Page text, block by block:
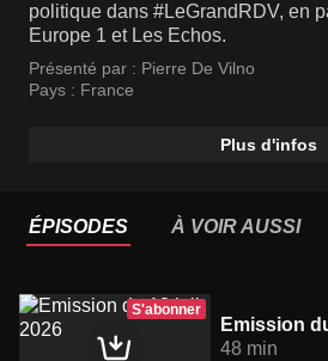
politique dans #LeGrandRDV, en
Europe 1 et Les Echos.
Présenté par : Pierre De Vilno
Pays : France
Plus d'infos
ÉPISODES À VOIR AUSSI
S'abonner
Emission
48 min